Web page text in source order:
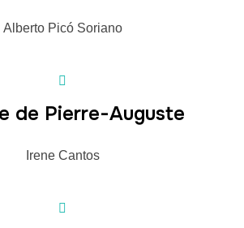
Alberto Picó Soriano
de Pierre-Auguste
Irene Cantos